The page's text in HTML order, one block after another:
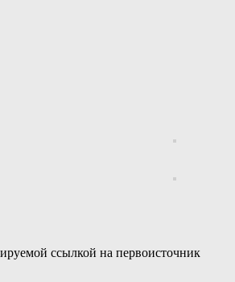
ссылкой на первоисточник